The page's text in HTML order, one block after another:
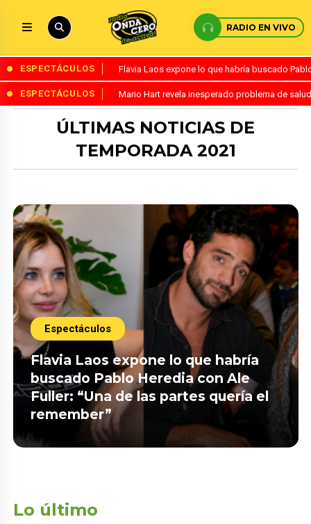
RADIO EN VIVO
ESPECTÁCULOS Flavia Laos expone lo que habría buscado
ESPECTÁCULOS Mario Hart revela inesperado problema de
ÚLTIMAS NOTICIAS DE
TEMPORADA 2021
Espectáculos
Flavia Laos expone lo que habría
buscado Pablo Heredia con Ale
Fuller: “Una de las partes quería el
remember”
Lo último